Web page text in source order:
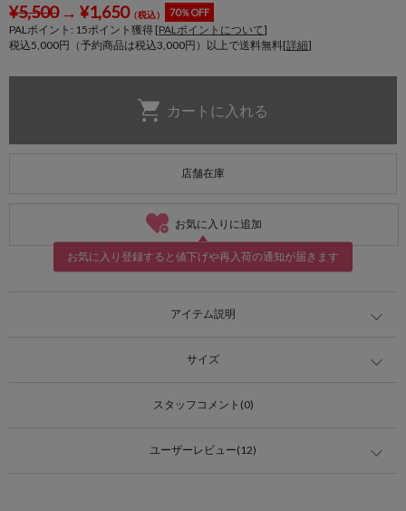
¥5,500→ ¥1,650（税込） 70％OFF
PALポイント: 15ポイント獲得 [PALポイントについて]
税込5,000円（予約商品は税込3,000円）以上で送料無料[詳細]
店舗在庫
お気に入りに追加
お気に入り登録すると値下げや再入荷の通知が届きます
アイテム説明
サイズ
スタッフコメント(0)
ユーザーレビュー(12)